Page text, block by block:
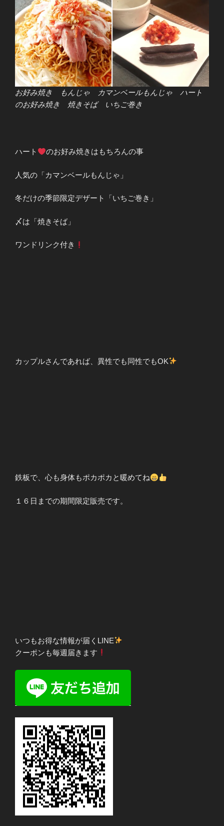
お好み焼き もんじゃ カマンベールもんじゃ ハート
のお好み焼き 焼きそば いちご巻き
ハート のお好み焼きはもちろんの事
人気の「カマンベールもんじゃ」
冬だけの季節限定デザート「いちご巻き」
〆は「焼きそば」
ワンドリンク付き
カップルさんであれば、異性でも同性でもOK
鉄板で、心も身体もポカポカと暖めてね
１６日までの期間限定販売です。
いつもお得な情報が届くLINE
クーポンも毎週届きます